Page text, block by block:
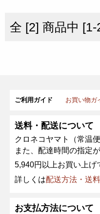
全 [2] 商品中
ご利用ガイド お買い物ガ
送料・配送について
クロネコヤマト（常温
また、配達時間の指定
5,940円以上お買い上げ
詳しくは配送方法・送
お支払方法について